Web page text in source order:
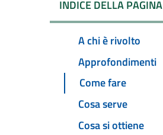
INDICE DELLA PAGINA
A chi è rivolto
Approfondimenti
Come fare
Cosa serve
Cosa si ottiene